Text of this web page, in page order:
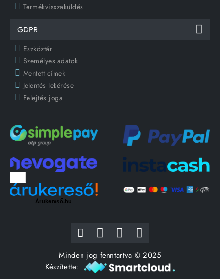
Termékvisszaküldés
GDPR
Eszköztár
Személyes adatok
Mentett címek
Jelentés lekérése
Felejtés joga
Árukereső.hu
Minden jog fenntartva © 2025
Készítette: